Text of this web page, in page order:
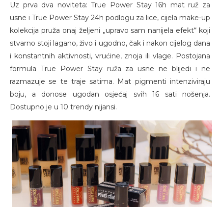
Uz prva dva noviteta: True Power Stay 16h mat ruž za
usne i True Power Stay 24h podlogu za lice, cijela make-up
kolekcija pruža onaj željeni „upravo sam nanijela efekt“ koji
stvarno stoji lagano, živo i ugodno, čak i nakon cijelog dana
i konstantnih aktivnosti, vrućine, znoja ili vlage. Postojana
formula True Power Stay ruža za usne ne blijedi i ne
razmazuje se te traje satima. Mat pigmenti intenziviraju
boju, a donose ugodan osjećaj svih 16 sati nošenja.
Dostupno je u 10 trendy nijansi.